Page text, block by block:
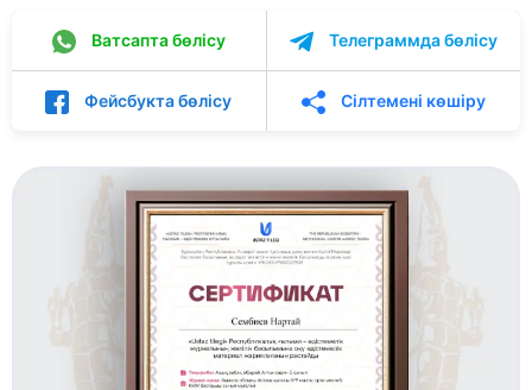
Ватсапта бөлісу Телеграммда бөлісу
Фейсбукта бөлісу Сілтемені көшіру